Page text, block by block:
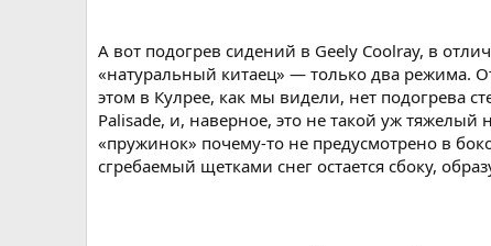
А вот подогрев сидений в Geely Coolray, в
«натуральный китаец» — только два режима.
этом в Кулрее, как мы видели, нет подогрева
Palisade, и, наверное, это не такой уж тяжелый
«пружинок» почему-то не предусмотрено в
сгребаемый щетками снег остается сбоку,